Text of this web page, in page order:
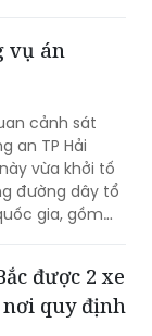
vụ án
cảnh sát
an TP Hải
vừa khởi tố
đường dây tổ
gia, gồm
(SN 2003),
tỉnh Ninh Bình,
được 2 xe
quy định